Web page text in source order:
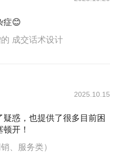
症😊
成交话术设计
2025.10.15
惑，也提供了很多目前困
开！
、服务类）